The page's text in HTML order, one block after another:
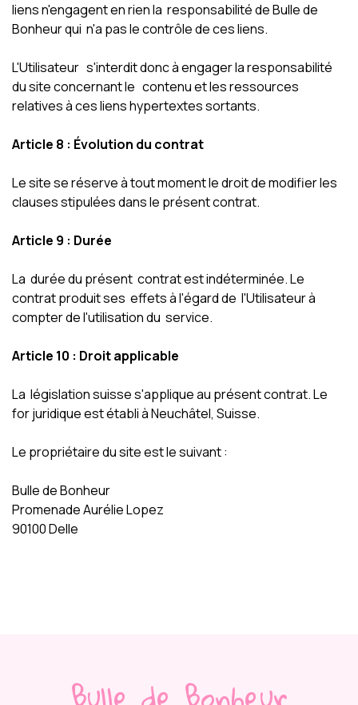
liens n'engagent en rien la responsabilité de Bulle de
Bonheur qui n'a pas le contrôle de ces liens.
L'Utilisateur s'interdit donc à engager la responsabilité
du site concernant le contenu et les ressources
relatives à ces liens hypertextes sortants.
Article 8 : Évolution du contrat
Le site se réserve à tout moment le droit de modifier les
clauses stipulées dans le présent contrat.
Article 9 : Durée
La durée du présent contrat est indéterminée. Le
contrat produit ses effets à l'égard de l'Utilisateur à
compter de l'utilisation du service.
Article 10 : Droit applicable
La législation suisse s'applique au présent contrat. Le
for juridique est établi à Neuchâtel, Suisse.
Le propriétaire du site est le suivant :
Bulle de Bonheur
Promenade Aurélie Lopez
90100 Delle